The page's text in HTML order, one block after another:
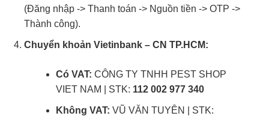
(Đăng nhập -> Thanh toán -> Nguồn tiền -> OTP ->
Thành công).
Chuyển khoản Vietinbank – CN TP.HCM:
Có VAT: CÔNG TY TNHH PEST SHOP
VIET NAM | STK: 112 002 977 340
Không VAT: VŨ VĂN TUYÊN | STK: